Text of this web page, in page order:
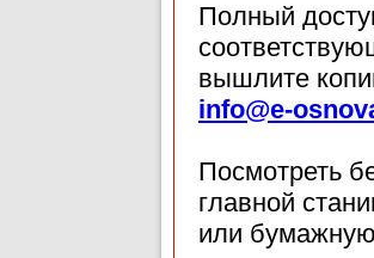
Полный
вышлите
info@e-
Посмотреть
главной
или